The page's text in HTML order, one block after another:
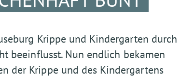
Krippe und Kindergarten durch
beeinflusst. Nun endlich bekamen
der Krippe und des Kindergartens